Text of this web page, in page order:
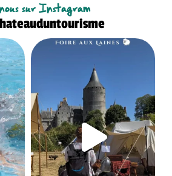
sur Instagram